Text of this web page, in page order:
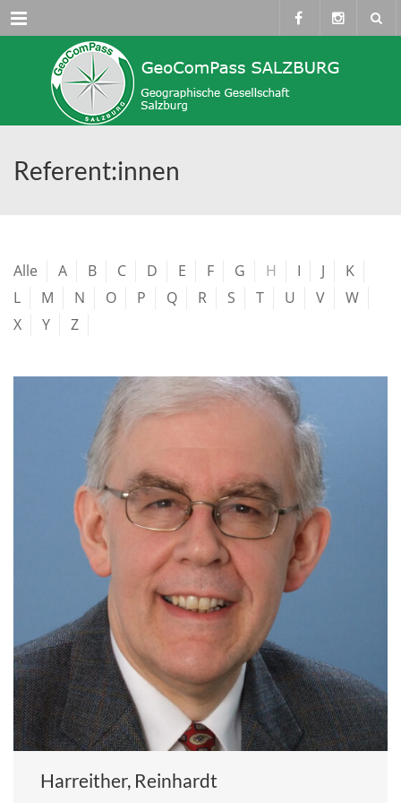
Menü
Referent:innen
Alle A B C D E F G H I J
K
L
M N O P Q R S T U V
W
X
Y Z
Harreither, Reinhardt